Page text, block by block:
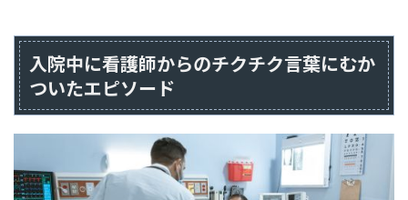
入院中に看護師からのチクチク言葉にむか
ついたエピソード